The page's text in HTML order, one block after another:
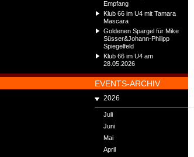
Empfang
Klub 66 im U4 mit Tamara
Mascara
Goldenen Spargel für Mike
Süsser&Johann-Philipp
Spiegelfeld
Klub 66 im U4 am
28.05.2026
EVENTS-ARCHIV
2026
Juli
Juni
Mai
April